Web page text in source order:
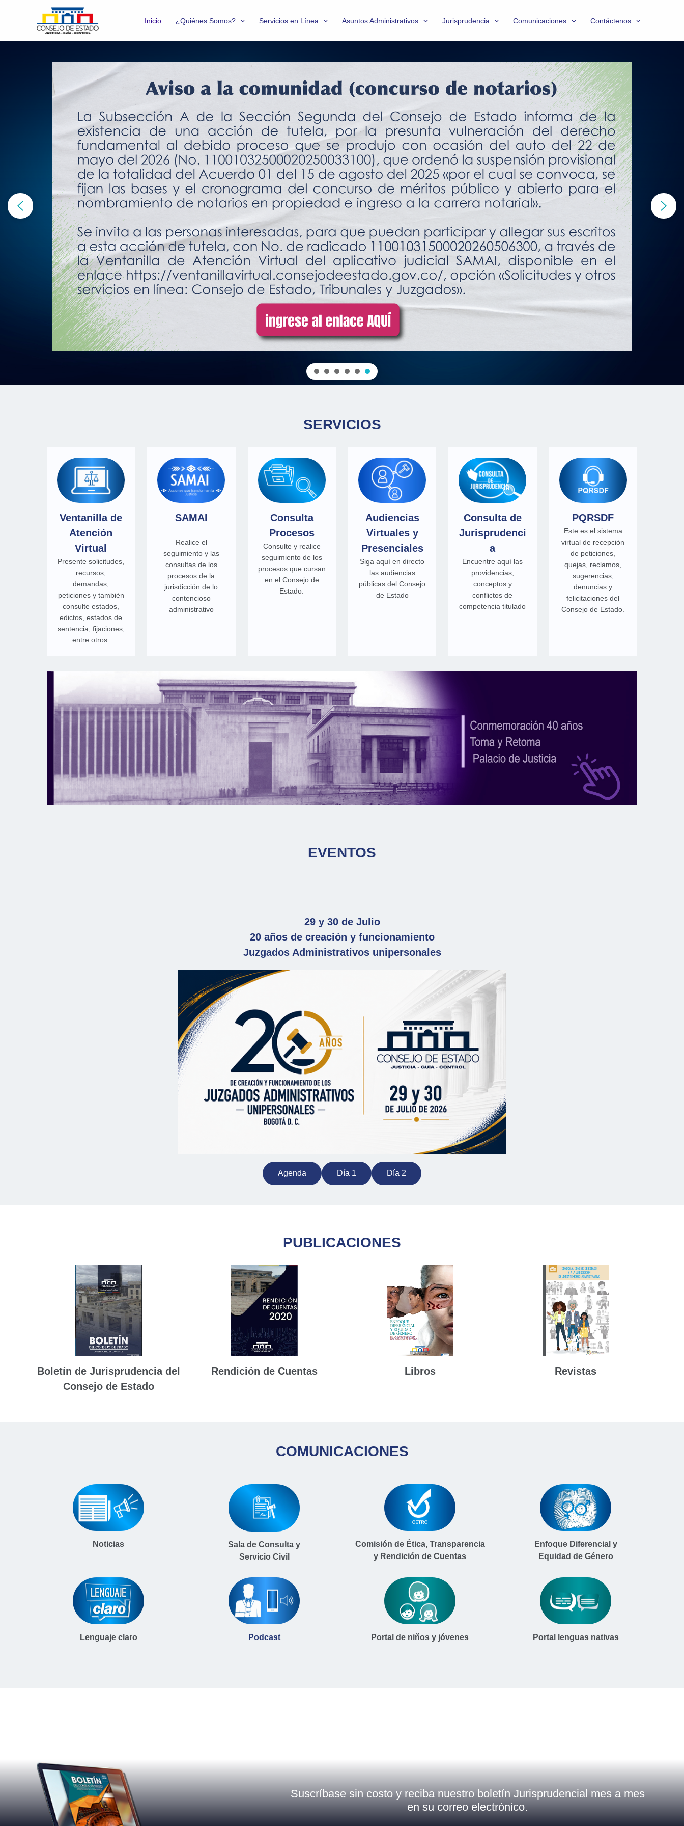
Inicio ¿Quiénes Somos? Servicios en Línea Asuntos Administrativos Jurisprudencia Comunicaciones Contáctenos
SERVICIOS
Ventanilla de
Atención
Virtual
Presente solicitudes,
recursos,
demandas,
peticiones y también
consulte estados,
edictos, estados de
sentencia, fijaciones,
entre otros.
SAMAI
Realice el
seguimiento y las
consultas de los
procesos de la
jurisdicción de lo
contencioso
administrativo
Consulta
Procesos
Consulte y realice
seguimiento de los
procesos que cursan
en el Consejo de
Estado.
Audiencias
Virtuales y
Presenciales
Siga aquí en directo
las audiencias
públicas del Consejo
de Estado
Consulta de
Jurisprudenci
a
Encuentre aquí las
providencias,
conceptos y
conflictos de
competencia titulado
PQRSDF
Este es el sistema
virtual de recepción
de peticiones,
quejas, reclamos,
sugerencias,
denuncias y
felicitaciones del
Consejo de Estado.
EVENTOS
29 y 30 de Julio
20 años de creación y funcionamiento
Juzgados Administrativos unipersonales
Agenda Día 1 Día 2
PUBLICACIONES
Boletín de Jurisprudencia del
Consejo de Estado
Rendición de Cuentas Libros Revistas
COMUNICACIONES
Noticias
Sala de Consulta y
Servicio Civil
Comisión de Ética, Transparencia
y Rendición de Cuentas
Enfoque Diferencial y
Equidad de Género
Lenguaje claro Podcast Portal de niños y jóvenes Portal lenguas nativas
Suscríbase sin costo y reciba nuestro boletín Jurisprudencial mes a mes
en su correo electrónico.